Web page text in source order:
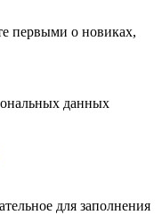
первыми о новиках,
данных
для заполнения